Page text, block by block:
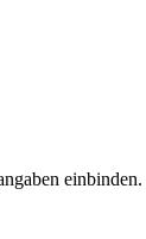
einbinden.